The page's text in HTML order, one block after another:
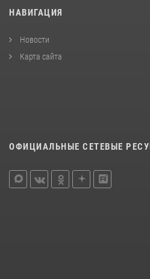
НАВИГАЦИЯ
Новости
Карта сайта
ОФИЦИАЛЬНЫЕ СЕТЕВЫЕ